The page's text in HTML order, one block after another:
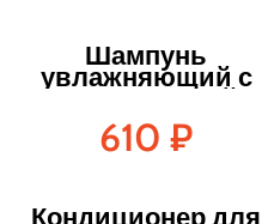
Шампунь
увлажняющий с
гиалуроновой
кислотой — 250
мл
610 ₽
Кондиционер для